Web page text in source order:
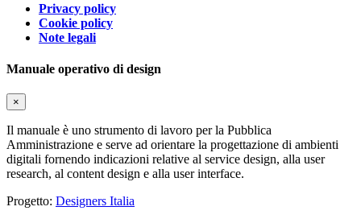
Privacy policy
Cookie policy
Note legali
Manuale operativo di design
×
Il manuale è uno strumento di lavoro per la Pubblica
Amministrazione e serve ad orientare la progettazione di ambienti
digitali fornendo indicazioni relative al service design, alla user
research, al content design e alla user interface.
Progetto: Designers Italia